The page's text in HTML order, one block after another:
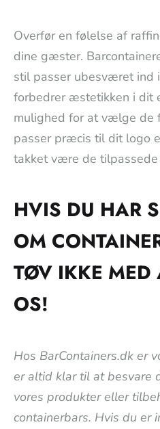
Overfør en følelse af
dine gæster.
stil passer ubesværet ind
forbedrer æstetikken i dit
mulighed for at vælge de
passer præcis til dit logo
takket være de tilpassede
HVIS DU HAR
OM
TØV IKKE MED
OS!
Hos BarContainers.dk er
er altid klar til at besvare
vores produkter eller
containerbars. Hvis du er